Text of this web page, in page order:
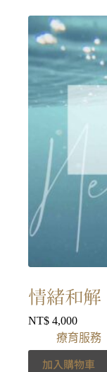
情緒和解
NT$ 4,000
療育服務
加入購物車